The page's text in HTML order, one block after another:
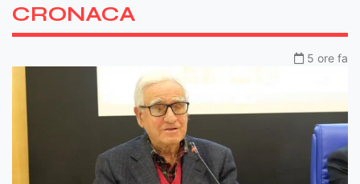
CRONACA
5 ore fa